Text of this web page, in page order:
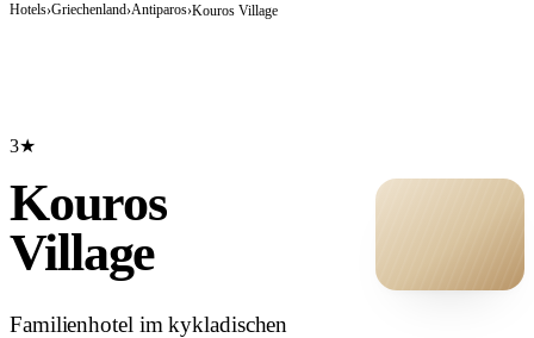
Hotels›Griechenland›Antiparos›Kouros Village
3★
Kouros
Village
Familienhotel im kykladischen